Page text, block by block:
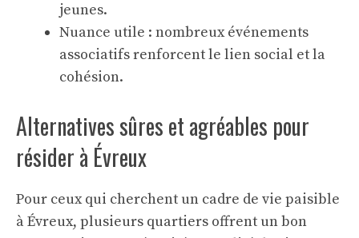
jeunes.
Nuance utile : nombreux événements
associatifs renforcent le lien social et la
cohésion.
Alternatives sûres et agréables pour
résider à Évreux
Pour ceux qui cherchent un cadre de vie paisible
à Évreux, plusieurs quartiers offrent un bon